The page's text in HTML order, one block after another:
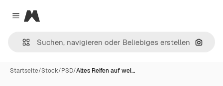
Close menu
Magnific
Nach
Startseite/Stock/PSD/Altes Reifen auf wei…